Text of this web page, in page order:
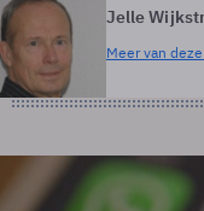
Jelle
Meer van